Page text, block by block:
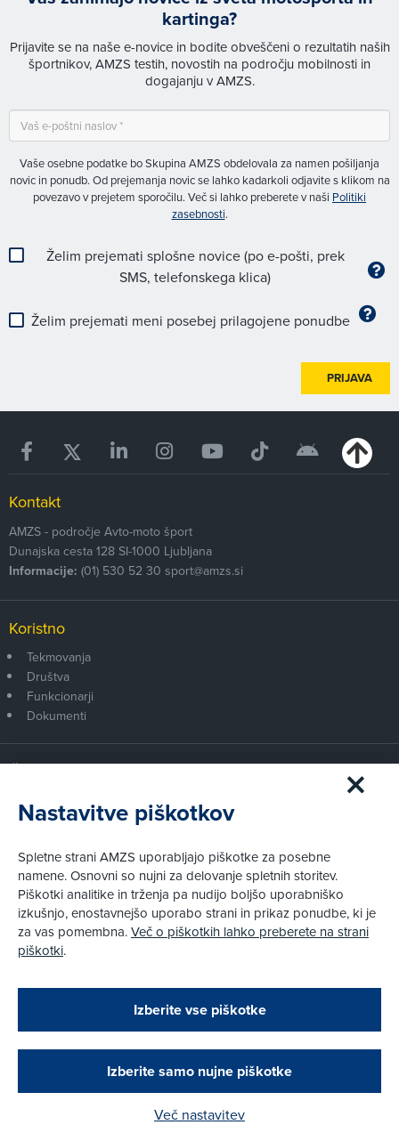
Zapri
Podarjamo vam 10 €!
Obstoječi in novi AMZS člani, ki boste v AMZS
opravili registracijo vozila, boste prejeli
vrednostno darilno kartico z dobroimetjem v višini
Kako do darila?
kartinga?
Prijavite se na naše e-novice in bodite obveščeni o rezultatih naših
športnikov, AMZS testih, novostih na področju mobilnosti in
dogajanju v AMZS.
Vaše osebne podatke bo Skupina AMZS obdelovala za namen pošiljanja
novic in ponudb. Od prejemanja novic se lahko kadarkoli odjavite s klikom na
povezavo v prejetem sporočilu. Več si lahko preberete v naši Politiki
zasebnosti.
Želim prejemati splošne novice (po e-pošti, prek
SMS, telefonskega klica)
Želim prejemati meni posebej prilagojene ponudbe
PRIJAVA
Kontakt
AMZS - področje Avto-moto šport
Dunajska cesta 128 SI-1000 Ljubljana
Informacije: (01) 530 52 30 sport@amzs.si
Koristno
Tekmovanja
Društva
Funkcionarji
Dokumenti
Postanite član AMZS
Zakaj (p)ostati član?
Kako vam pomagamo
Pravni vidiki
Piškotki
Pravno obvestilo
Pri spletni včlanitvi so podprta naslednja plačilna sredstva:
Nastavitve piškotkov
Spletne strani AMZS uporabljajo piškotke za posebne
namene. Osnovni so nujni za delovanje spletnih storitev.
Piškotki analitike in trženja pa nudijo boljšo uporabniško
izkušnjo, enostavnejšo uporabo strani in prikaz ponudbe, ki je
za vas pomembna.Več o piškotkih lahko preberete na strani
piškotki.
Izberite vse piškotke
Izberite samo nujne piškotke
Več nastavitev